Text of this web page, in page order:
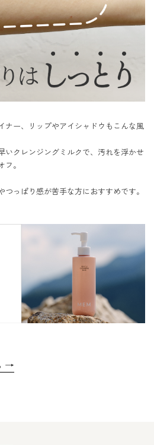
ナー、リップやアイシャドウもこんな風
いクレンジングミルクで、汚れを浮かせ
。
っぱり感が苦手な方におすすめです。